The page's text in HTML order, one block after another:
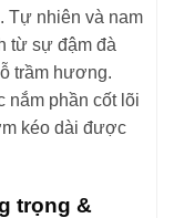
Tự nhiên và nam
từ sự đậm đà
trầm hương.
nắm phần cốt lõi
kéo dài được
trọng &